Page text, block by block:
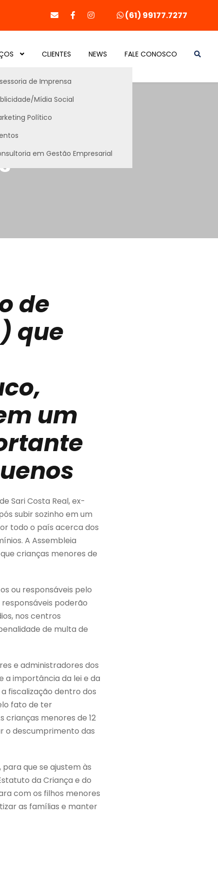
(61) 99177.7277
de Imprensa
Mídia Social
Político
em Gestão Empresarial
CLIENTES NEWS FALE CONOSCO
de
que
um
Sari Costa Real, ex-
subir sozinho em um
todo o país acerca dos
A Assembleia
crianças menores de
ou responsáveis pelo
poderão
nos centros
de multa de
e administradores dos
a importância da lei e da
fiscalização dentro dos
fato de ter
crianças menores de 12
o descumprimento das
que se ajustem às
da Criança e do
com os filhos menores
as famílias e manter